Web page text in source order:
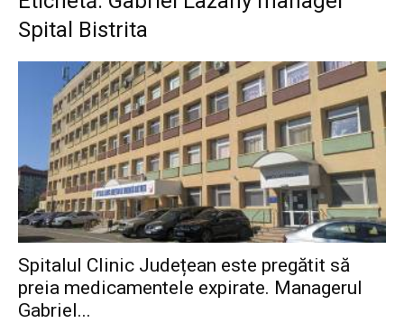
Spital Bistrita
Spitalul Clinic Județean este pregătit să
preia medicamentele expirate. Managerul
Gabriel...